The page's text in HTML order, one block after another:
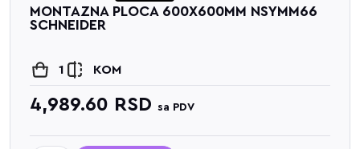
MONTAZNA PLOCA 600X600MM NSYMM66
SCHNEIDER
1 KOM
4,989.60 RSD sa PDV